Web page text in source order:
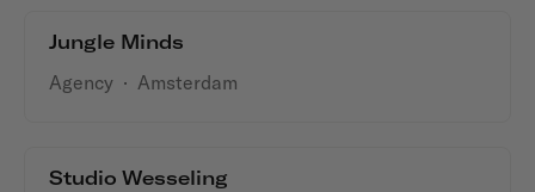
Jungle Minds
Agency · Amsterdam
Studio Wesseling